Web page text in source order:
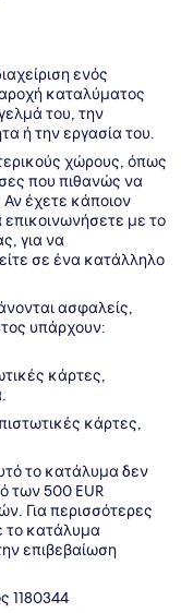
ενός
καταλύματος
του, την
ή την εργασία του.
χώρους, όπως
που πιθανώς να
Αν έχετε κάποιον
με το
για να
σε ένα κατάλληλο
ασφαλείς,
υπάρχουν:
κάρτες,
κάρτες,
το κατάλυμα δεν
των 500 EUR
Για περισσότερες
το κατάλυμα
επιβεβαίωση
1180344